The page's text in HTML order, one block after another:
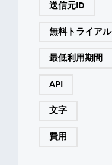
送信元ID
無料トライアル
最低利用期間
API
文字
費用